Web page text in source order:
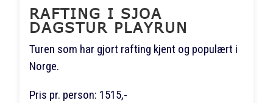
RAFTING I SJOA
DAGSTUR PLAYRUN
Turen som har gjort rafting kjent og populært i
Norge.
Pris pr. person: 1515,-